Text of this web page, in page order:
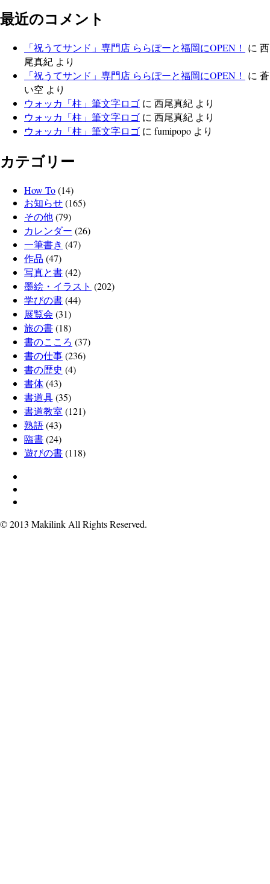
最近のコメント
「祝うてサンド」専門店 ららぽーと福岡にOPEN！ に 西
尾真紀 より
「祝うてサンド」専門店 ららぽーと福岡にOPEN！ に 蒼
い空 より
ウォッカ「柱」筆文字ロゴ に 西尾真紀 より
ウォッカ「柱」筆文字ロゴ に 西尾真紀 より
ウォッカ「柱」筆文字ロゴ に fumipopo より
カテゴリー
How To(14)
お知らせ(165)
その他(79)
カレンダー (26)
一筆書き (47)
作品 (47)
写真と書(42)
墨絵・イラスト (202)
学びの書(44)
展覧会 (31)
旅の書(18)
書のこころ (37)
書の仕事(236)
書の歴史 (4)
書体(43)
書道具(35)
書道教室 (121)
熟語(43)
臨書(24)
遊びの書(118)
© 2013 Makilink All Rights Reserved.